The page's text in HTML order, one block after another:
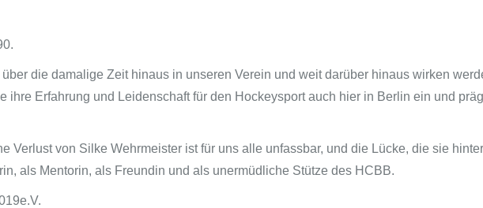
die damalige Zeit hinaus in unseren Verein und weit darüber hinaus wirken
ihre Erfahrung und Leidenschaft für den Hockeysport auch hier in Berlin ein und
Verlust von Silke Wehrmeister ist für uns alle unfassbar, und die Lücke, die sie
als Mentorin, als Freundin und als unermüdliche Stütze des HCBB.